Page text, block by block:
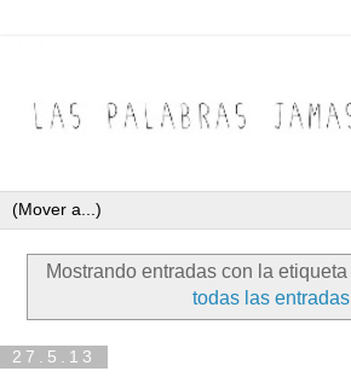
Mostrando entradas con la etiqueta
todas las entradas
27.5.13